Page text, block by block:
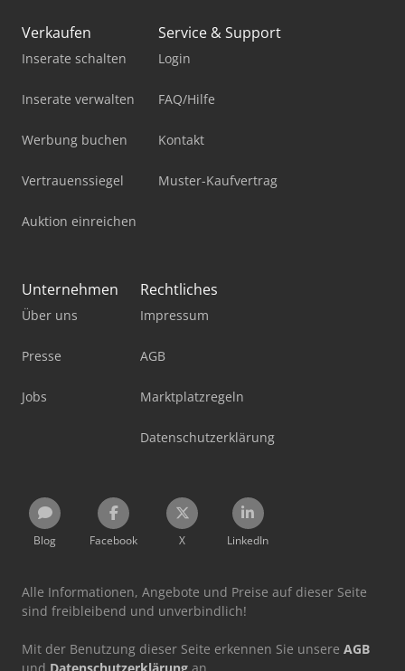
Verkaufen
Inserate schalten
Inserate verwalten
Werbung buchen
Vertrauenssiegel
Auktion einreichen
Service & Support
Login
FAQ/Hilfe
Kontakt
Muster-Kaufvertrag
Unternehmen
Über uns
Presse
Jobs
Rechtliches
Impressum
AGB
Marktplatzregeln
Datenschutzerklärung
Blog Facebook X LinkedIn
Alle Informationen, Angebote und Preise auf dieser Seite
sind freibleibend und unverbindlich!
Mit der Benutzung dieser Seite erkennen Sie unsere AGB